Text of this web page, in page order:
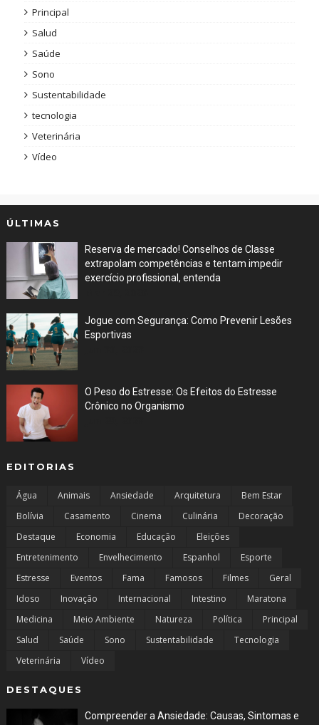
Principal
Salud
Saúde
Sono
Sustentabilidade
tecnologia
Veterinária
Vídeo
ÚLTIMAS
Reserva de mercado! Conselhos de Classe
extrapolam competências e tentam impedir
exercício profissional, entenda
Jogue com Segurança: Como Prevenir Lesões
Esportivas
O Peso do Estresse: Os Efeitos do Estresse
Crônico no Organismo
EDITORIAS
Água Animais Ansiedade Arquitetura
Bem Estar
Bolívia
Casamento Cinema Culinária
Decoração
Destaque
Economia Educação
Eleições
Entretenimento
Envelhecimento Espanhol
Esporte
Estresse
Eventos Fama Famosos Filmes
Geral
Idoso
Inovação Internacional Intestino
Maratona
Medicina
Meio Ambiente Natureza Política
Principal
Salud
Saúde Sono Sustentabilidade
Tecnologia
Veterinária
Vídeo
DESTAQUES
Compreender a Ansiedade: Causas, Sintomas e